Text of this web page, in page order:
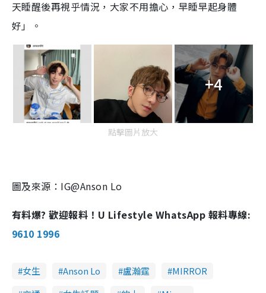
天睡醒後再視乎情況，大家不用擔心，早睡早起身體
好」。
+4
點擊圖片放大
圖及來源：IG@Anson Lo
有料爆? 歡迎報料！U Lifestyle WhatsApp 報料專線:
9610 1996
女生 Anson Lo 盧瀚霆
MIRROR